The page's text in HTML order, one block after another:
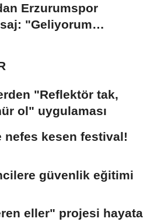
Erzurumspor
"Geliyorum
"Reflektör tak,
ol" uygulaması
nefes kesen festival!
güvenlik eğitimi
eller" projesi hayata